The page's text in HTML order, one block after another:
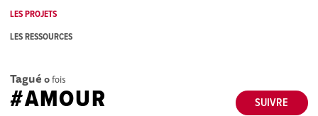
LES PROJETS
LES RESSOURCES
Tagué 0fois
SUIVRE
#AMOUR